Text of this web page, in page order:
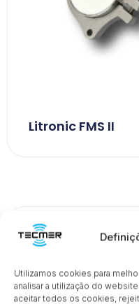
Utilizamos cookies para
analisar a utilização do
aceitar todos os cookies,
Litronic FMS II